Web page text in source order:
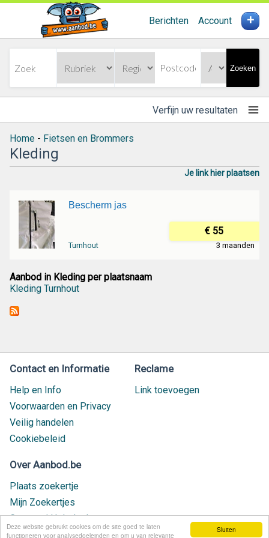
Sluiten
Deze website gebruikt cookies om de site goed te laten
functioneren voor analysedoeleinden en om u van relevante
Berichten Account +
Zoeken
Verfijn uw resultaten
Home - Fietsen en Brommers
Kleding
Je link hier plaatsen
Bescherm jas
€ 55
Turnhout 3 maanden
Aanbod in Kleding per plaatsnaam
Kleding Turnhout
Contact en Informatie
Help en Info
Voorwaarden en Privacy
Veilig handelen
Cookiebeleid
Reclame
Link toevoegen
Over Aanbod.be
Plaats zoekertje
Mijn Zoekertjes
Contact / Helpdesk
Nieuw geplaatst